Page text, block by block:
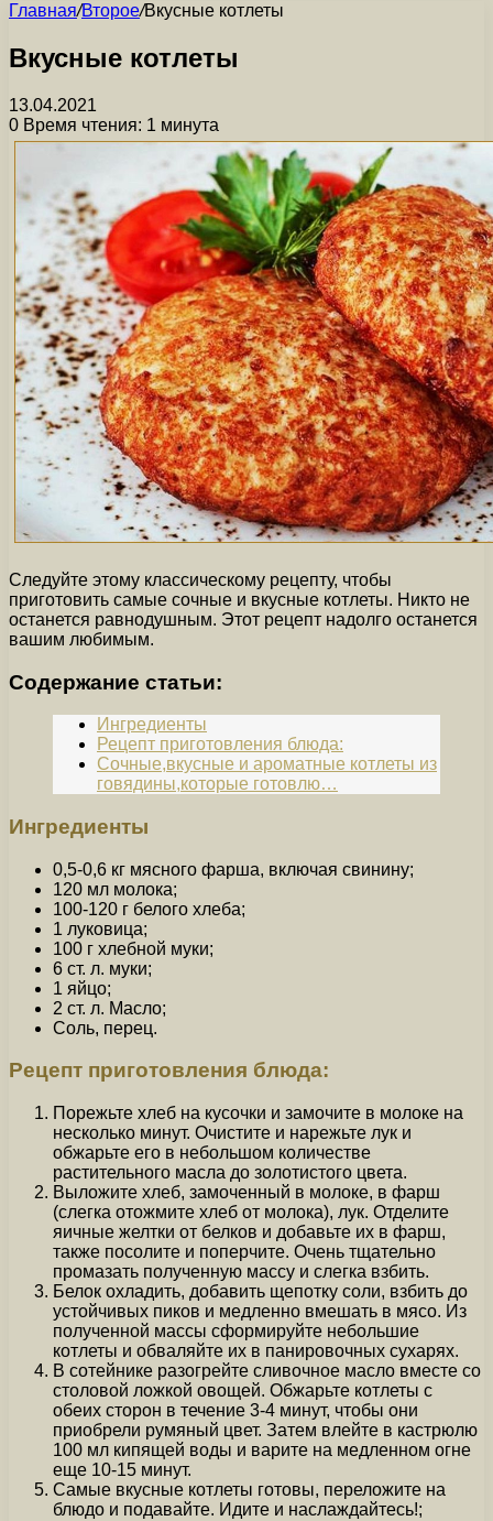
Главная/Второе/Вкусные котлеты
Вкусные котлеты
13.04.2021
0 Время чтения: 1 минута
Следуйте этому классическому рецепту, чтобы
приготовить самые сочные и вкусные котлеты. Никто не
останется равнодушным. Этот рецепт надолго останется
вашим любимым.
Содержание статьи:
Ингредиенты
Рецепт приготовления блюда:
Сочные,вкусные и ароматные котлеты из
говядины,которые готовлю…
Ингредиенты
0,5-0,6 кг мясного фарша, включая свинину;
120 мл молока;
100-120 г белого хлеба;
1 луковица;
100 г хлебной муки;
6 ст. л. муки;
1 яйцо;
2 ст. л. Масло;
Соль, перец.
Рецепт приготовления блюда:
Порежьте хлеб на кусочки и замочите в молоке на
несколько минут. Очистите и нарежьте лук и
обжарьте его в небольшом количестве
растительного масла до золотистого цвета.
Выложите хлеб, замоченный в молоке, в фарш
(слегка отожмите хлеб от молока), лук. Отделите
яичные желтки от белков и добавьте их в фарш,
также посолите и поперчите. Очень тщательно
промазать полученную массу и слегка взбить.
Белок охладить, добавить щепотку соли, взбить до
устойчивых пиков и медленно вмешать в мясо. Из
полученной массы сформируйте небольшие
котлеты и обваляйте их в панировочных сухарях.
В сотейнике разогрейте сливочное масло вместе со
столовой ложкой овощей. Обжарьте котлеты с
обеих сторон в течение 3-4 минут, чтобы они
приобрели румяный цвет. Затем влейте в кастрюлю
100 мл кипящей воды и варите на медленном огне
еще 10-15 минут.
Самые вкусные котлеты готовы, переложите на
блюдо и подавайте. Идите и наслаждайтесь!;